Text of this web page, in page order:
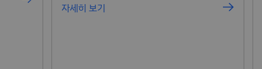
자세히 보기